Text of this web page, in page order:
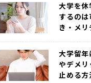
大学を
するの
き・メ
大学留
やデメ
止める